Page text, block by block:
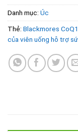
Danh mục: Úc
Thẻ: Blackmores
của viên uống hỗ trợ